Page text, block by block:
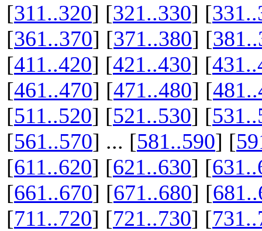
[311..320] [321..330] [
[361..370] [371..380] [
[411..420] [421..430] [
[461..470] [471..480] [
[511..520] [521..530] [
[561..570] ... [581..590] [
[611..620] [621..630] [
[661..670] [671..680] [
[711..720] [721..730] [